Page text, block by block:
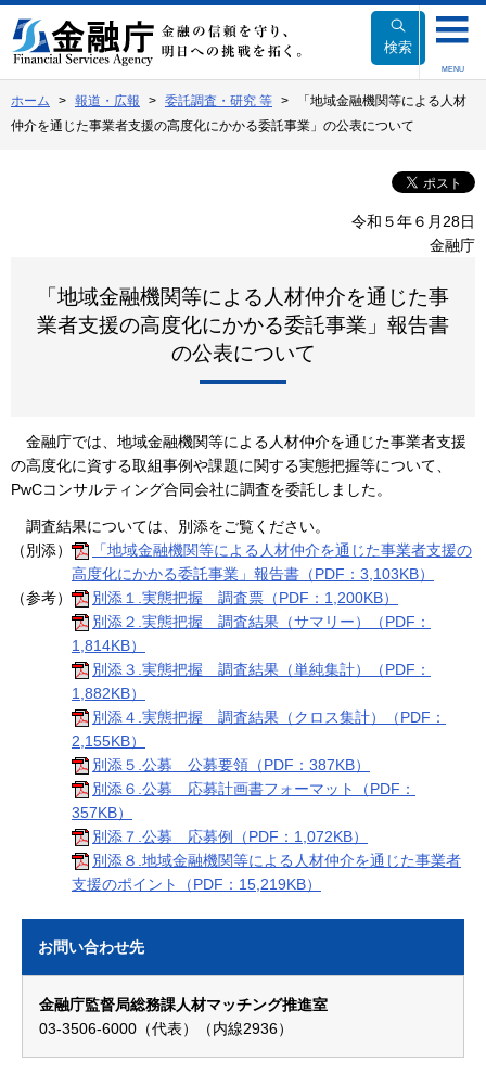
文
へ
動
検索
MENU
ホーム 報道・広報 委託調査・研究 等
「地域金融機関等による人材
仲介を通じた事業者支援の高度化にかかる委託事業」の公表について
令和５年６月28日
金融庁
「地域金融機関等による人材仲介を通じた事
業者支援の高度化にかかる委託事業」報告書
の公表について
金融庁では、地域金融機関等による人材仲介を通じた事業者支援
の高度化に資する取組事例や課題に関する実態把握等について、
PwCコンサルティング合同会社に調査を委託しました。
調査結果については、別添をご覧ください。
（別添）
「地域金融機関等による人材仲介を通じた事業者支援の
高度化にかかる委託事業」報告書（PDF：3,103KB）
（参考）
別添１.実態把握 調査票（PDF：1,200KB）
別添２.実態把握 調査結果（サマリー）（PDF：
1,814KB）
別添３.実態把握 調査結果（単純集計）（PDF：
1,882KB）
別添４.実態把握 調査結果（クロス集計）（PDF：
2,155KB）
別添５.公募 公募要領（PDF：387KB）
別添６.公募 応募計画書フォーマット（PDF：
357KB）
別添７.公募 応募例（PDF：1,072KB）
別添８.地域金融機関等による人材仲介を通じた事業者
支援のポイント（PDF：15,219KB）
お問い合わせ先
金融庁監督局総務課人材マッチング推進室
03-3506-6000（代表）（内線2936）